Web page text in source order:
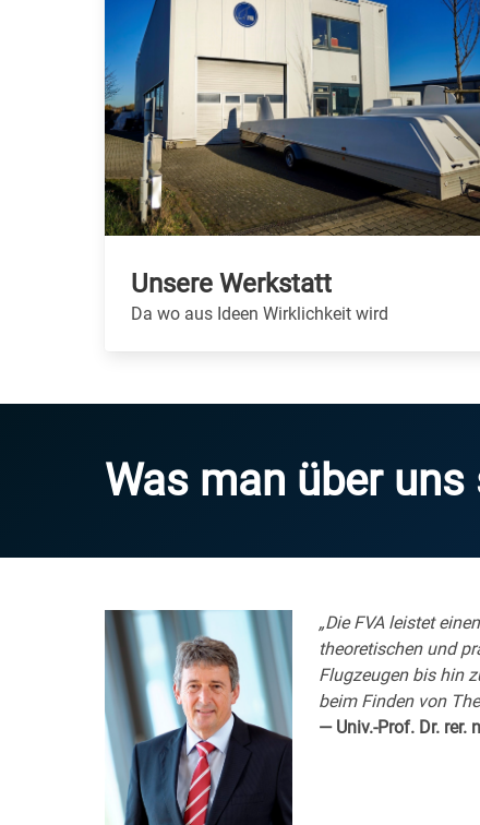
Unsere Werkstatt
Da wo aus Ideen Wirklichkeit wird
Was man über uns
„Die FVA leistet
theoretischen und
Flugzeugen bis hin
beim Finden von
— Univ.-Prof. Dr. rer.